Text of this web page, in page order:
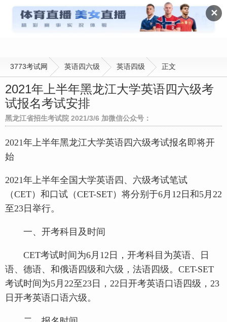
✕
英语四级
3773考试网 英语四六级 英语四级 正文
2021年上半年黑龙江大学英语四六级考
试报名考试安排
黑龙江省招生考试院 2021/3/6 加微信公众号：
2021年上半年黑龙江大学英语四六级考试报名即将开
始
2021年上半年全国大学英语四、六级考试笔试
（CET）和口试（CET-SET）将分别于6月12日和5月22
至23日举行。
一、开考科目及时间
CET考试时间为6月12日，开考科目为英语、日
语、德语、和俄语四级和六级，法语四级。CET-SET
考试时间为5月22至23日，22日开考英语口语四级，23
日开考英语口语六级。